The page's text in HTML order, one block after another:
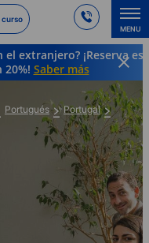
curso
MENU
extranjero? ¡Reserva
20%! Saber más
Portugués
Portugal